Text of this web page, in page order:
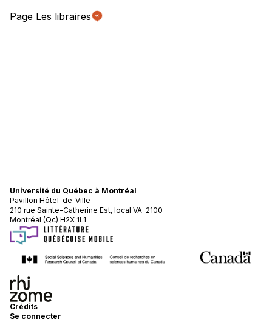
Page Les libraires
Université du Québec à Montréal
Pavillon Hôtel-de-Ville
210 rue Sainte-Catherine Est, local VA-2100
Montréal (Qc) H2X 1L1
Crédits
Se connecter